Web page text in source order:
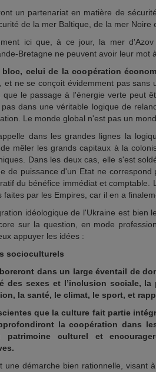
un partenariat en matière de
de la mer Baltique, de la mer Noire
ici que, à ce jour, la mer
Bretagne ne peuvent avoir leur mot
celui de la coopération
et ne se conçoit évidemment pas sans
le passage à l'énergie verte peut
dans une véritable logique de
Le monde global n'est pas un
dans les grandes lignes la
mêler les grands capitaux à la
Dans les deux cas, elle s'est
de puissance d'un Etat ne
du bénéfice immédiat et comptable.
faites par les Empires, car il en a
idéologique de l'Ukraine est bien
sur la question, en mode
appuyer les idées :
socioculturels
dans un large éventail de
des sexes et l’inclusion sociale,
la santé, le climat, le sport, et
que la culture fait partie
la coopération dans
patrimoine culturel et
une démarche bien rationnelle, visant